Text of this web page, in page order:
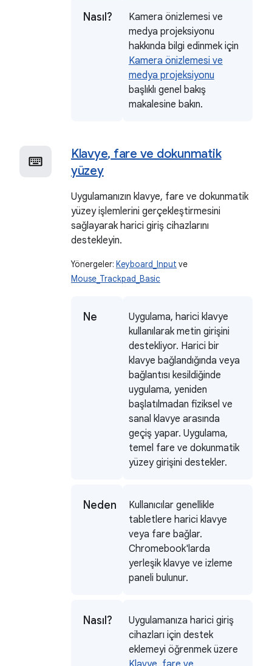
Nasıl?
Kamera önizlemesi ve
medya projeksiyonu
hakkında bilgi edinmek için
Kamera önizlemesi ve
medya projeksiyonu
başlıklı genel bakış
makalesine bakın.
Klavye, fare ve dokunmatik
yüzey
Uygulamanızın klavye, fare ve dokunmatik
yüzey işlemlerini gerçekleştirmesini
sağlayarak harici giriş cihazlarını
destekleyin.
Yönergeler: Keyboard_Input ve
Mouse_Trackpad_Basic
Ne
Uygulama, harici klavye
kullanılarak metin girişini
destekliyor. Harici bir
klavye bağlandığında veya
bağlantısı kesildiğinde
uygulama, yeniden
başlatılmadan fiziksel ve
sanal klavye arasında
geçiş yapar. Uygulama,
temel fare ve dokunmatik
yüzey girişini destekler.
Neden
Kullanıcılar genellikle
tabletlere harici klavye
veya fare bağlar.
Chromebook'larda
yerleşik klavye ve izleme
paneli bulunur.
Nasıl?
Uygulamanıza harici giriş
cihazları için destek
eklemeyi öğrenmek üzere